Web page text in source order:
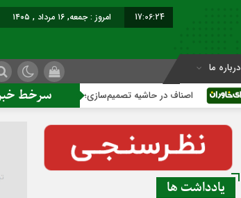
17:06:25 امروز : جمعه, ۱۶ مرداد , ۱۴۰۵
درباره ما
سرخط
اصناف در حاشیه تصمیم‌سازی؛ شهر بدون بازار به کجا می‌رسد؟
یادداشت ها